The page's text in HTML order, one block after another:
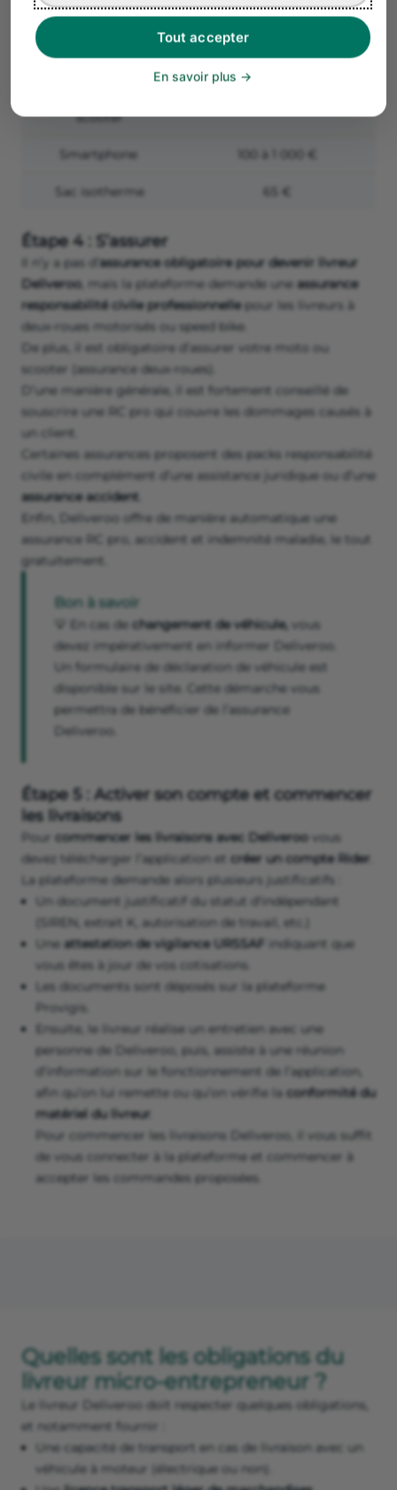
Tout accepter
En savoir plus
Assurance scooter 500 € / an
scooter
30 à 600 €
Smartphone 100 à 1 000 €
Sac isotherme 65 €
Étape 4 : S’assurer
Il n’y a pas d’ assurance obligatoire pour devenir livreur
Deliveroo, mais la plateforme demande une assurance
responsabilité civile professionnellepour les livreurs à
deux-roues motorisés ou speed bike.
De plus, il est obligatoire d’assurer votre moto ou
scooter (assurance deux-roues).
D’une manière générale, il est fortement conseillé de
souscrire une RC pro qui couvre les dommages causés à
un client.
Certaines assurances proposent des packs responsabilité
civile en complément d’une assistance juridique ou d’une
assurance accident
Enfin, Deliveroo offre de manière automatique une
assurance RC pro, accident et indemnité maladie, le tout
gratuitement.
Bon à savoir
💡 En cas de changement de véhicule, vous
devez impérativement en informer Deliveroo.
Un formulaire de déclaration de véhicule est
disponible sur le site. Cette démarche vous
permettra de bénéficier de l’assurance
Deliveroo.
Étape 5 : Activer son compte et commencer
les livraisons
Pour commencer les livraisons avec Deliveroo vous
devez télécharger l’application et créer un compte Rider
La plateforme demande alors plusieurs justificatifs :
Un document justificatif du statut d'indépendant
(SIREN, extrait K, autorisation de travail, etc.)
Une attestation de vigilance URSSAF indiquant que
vous êtes à jour de vos cotisations.
Les documents sont déposés sur la plateforme
Provigis.
Ensuite, le livreur réalise un entretien avec une
personne de Deliveroo, puis, assiste à une réunion
d’information sur le fonctionnement de l’application,
afin qu’on lui remette ou qu’on vérifie la conformité du
matériel du livreur
Pour commencer les livraisons Deliveroo, il vous suffit
de vous connecter à la plateforme et commencer à
accepter les commandes proposées.
Quelles sont les obligations du
livreur micro-entrepreneur ?
Le livreur Deliveroo doit respecter quelques obligations,
et notamment fournir :
Une capacité de transport en cas de livraison avec un
véhicule à moteur (électrique ou non).